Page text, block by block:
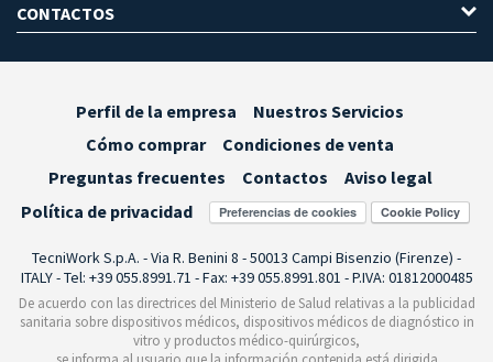
CONTACTOS
Perfil de la empresa
Nuestros Servicios
Cómo comprar
Condiciones de venta
Preguntas frecuentes
Contactos
Aviso legal
Política de privacidad
Preferencias de cookies
TecniWork S.p.A. - Via R. Benini 8 - 50013 Campi Bisenzio (Firenze) -
ITALY - Tel: +39 055.8991.71 - Fax: +39 055.8991.801 - P.IVA: 01812000485
De acuerdo con las directrices del Ministerio de Salud relativas a la publicidad
sanitaria sobre dispositivos médicos, dispositivos médicos de diagnóstico in
vitro y productos médico-quirúrgicos,